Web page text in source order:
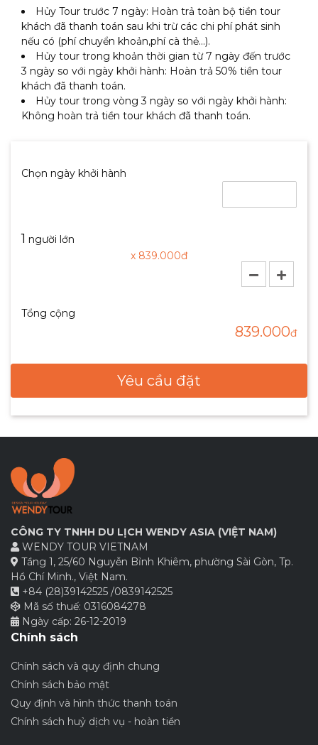
Hủy Tour trước 7 ngày: Hoàn trả toàn bộ tiền tour
khách đã thanh toán sau khi trừ các chi phí phát sinh
nếu có (phí chuyển khoản,phí cà thẻ...).
Hủy tour trong khoản thời gian từ 7 ngày đến trước
3 ngày so với ngày khởi hành: Hoàn trả 50% tiền tour
khách đã thanh toán.
Hủy tour trong vòng 3 ngày so với ngày khởi hành:
Không hoàn trả tiền tour khách đã thanh toán.
Chọn ngày khởi hành
1 người lớn
x 839.000đ
Tổng cộng
839.000đ
CÔNG TY TNHH DU LỊCH WENDY ASIA (VIỆT NAM)
WENDY TOUR VIETNAM
Tầng 1, 25/60 Nguyễn Bỉnh Khiêm, phường Sài Gòn, Tp.
Hồ Chí Minh., Việt Nam.
+84 (28)39142525 /0839142525
Mã số thuế: 0316084278
Ngày cấp: 26-12-2019
Chính sách
Chính sách và quy định chung
Chính sách bảo mật
Quy định và hình thức thanh toán
Chính sách huỷ dịch vụ - hoàn tiền